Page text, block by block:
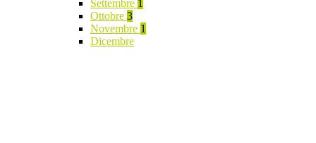
Settembre 1
Ottobre 3
Novembre 1
Dicembre